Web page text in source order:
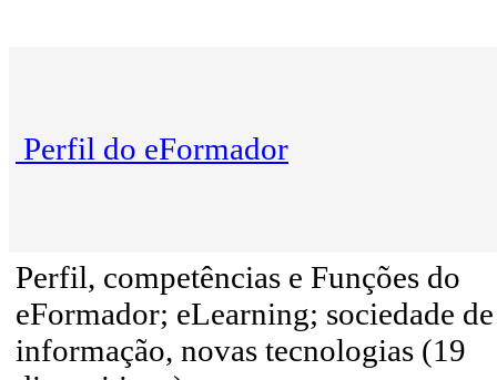
Perfil do eFormador
Perfil, competências e Funções do
eFormador; eLearning; sociedade de
informação, novas tecnologias (19